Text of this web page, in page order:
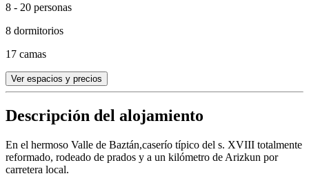
8 - 20 personas
8 dormitorios
17 camas
Ver espacios y precios
Descripción del alojamiento
En el hermoso Valle de Baztán,caserío típico del s. XVIII totalmente
reformado, rodeado de prados y a un kilómetro de Arizkun por
carretera local.